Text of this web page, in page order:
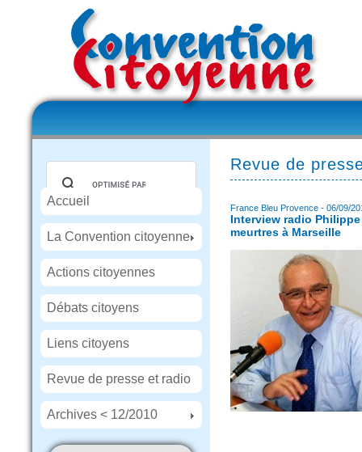
Accueil
La Convention citoyenne
Actions citoyennes
Débats citoyens
Liens citoyens
Revue de presse et radio
Archives < 12/2010
Revue de
France Bleu Provence - 06/09/
Interview radio
meurtres à Marseille